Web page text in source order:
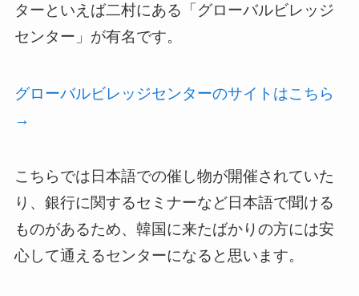
ターといえば二村にある「グローバルビレッジ
センター」が有名です。
グローバルビレッジセンターのサイトはこちら
→
こちらでは日本語での催し物が開催されていた
り、銀行に関するセミナーなど日本語で聞ける
ものがあるため、韓国に来たばかりの方には安
心して通えるセンターになると思います。